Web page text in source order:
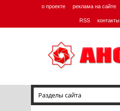
о проекте реклама на сайте
RSS контакты